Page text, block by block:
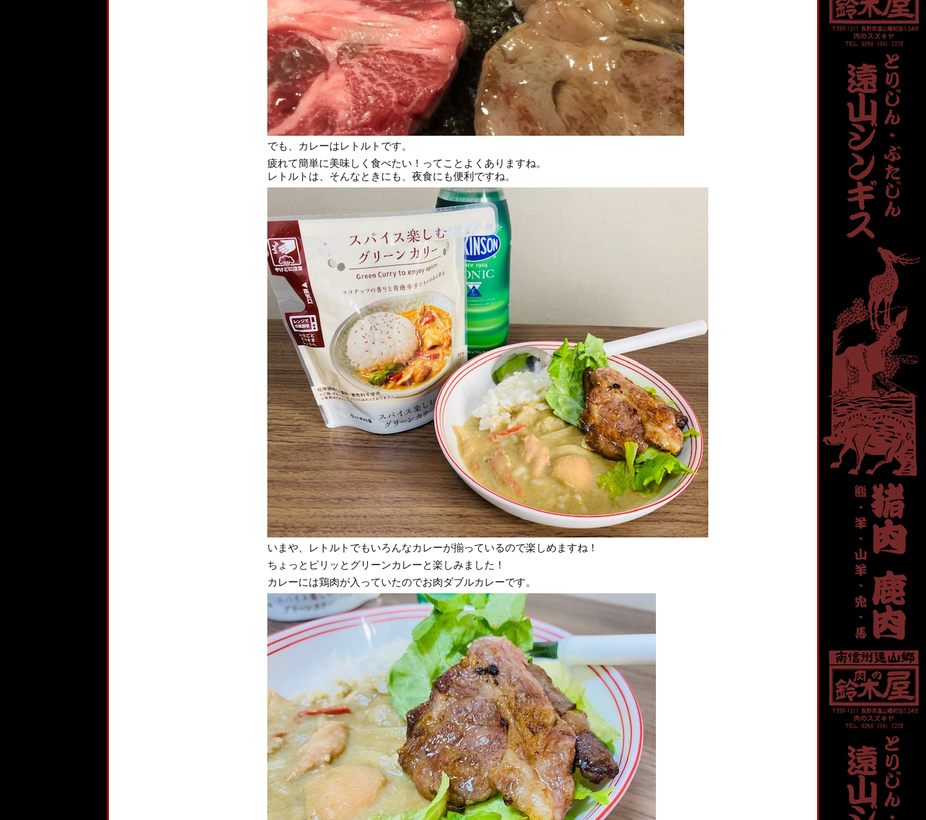
でも、カレーはレトルトです。
疲れて簡単に美味しく食べたい！ってことよくありますね。
レトルトは、そんなときにも、夜食にも便利ですね。
いまや、レトルトでもいろんなカレーが揃っているので楽しめますね！
ちょっとピリッとグリーンカレーと楽しみました！
カレーには鶏肉が入っていたのでお肉ダブルカレーです。